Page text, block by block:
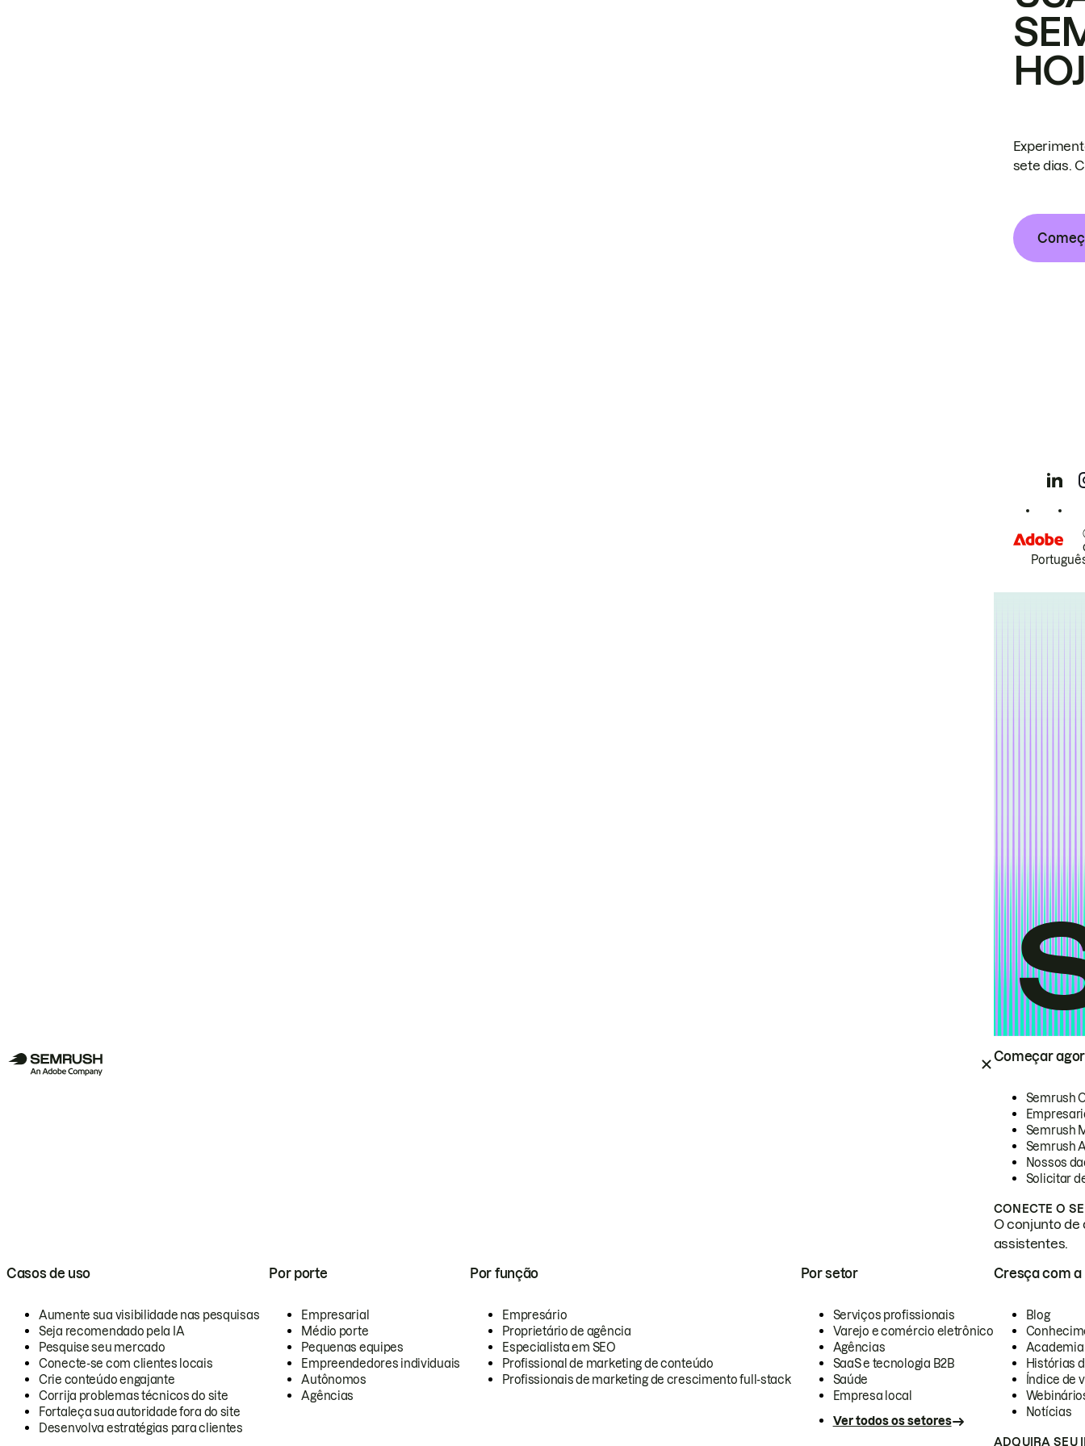
Começar
Semrush
Semrush
Semrush
Nossos
Solicitar
CONECTE O
O conjunto de
assistentes.
Casos de uso
Aumente sua visibilidade nas pesquisas
Seja recomendado pela IA
Pesquise seu mercado
Conecte-se com clientes locais
Crie conteúdo engajante
Corrija problemas técnicos do site
Fortaleça sua autoridade fora do site
Desenvolva estratégias para clientes
Por porte
Empresarial
Médio porte
Pequenas equipes
Empreendedores individuais
Autônomos
Agências
Por função
Empresário
Proprietário de agência
Especialista em SEO
Profissional de marketing de conteúdo
Profissionais de marketing de crescimento full-stack
Por setor
Serviços profissionais
Varejo e comércio eletrônico
Agências
SaaS e tecnologia B2B
Saúde
Empresa local
Ver todos os setores
Cresça com a
Blog
Academia
Histórias
Índice de
Notícias
ADQUIRA SEU
sete dias.